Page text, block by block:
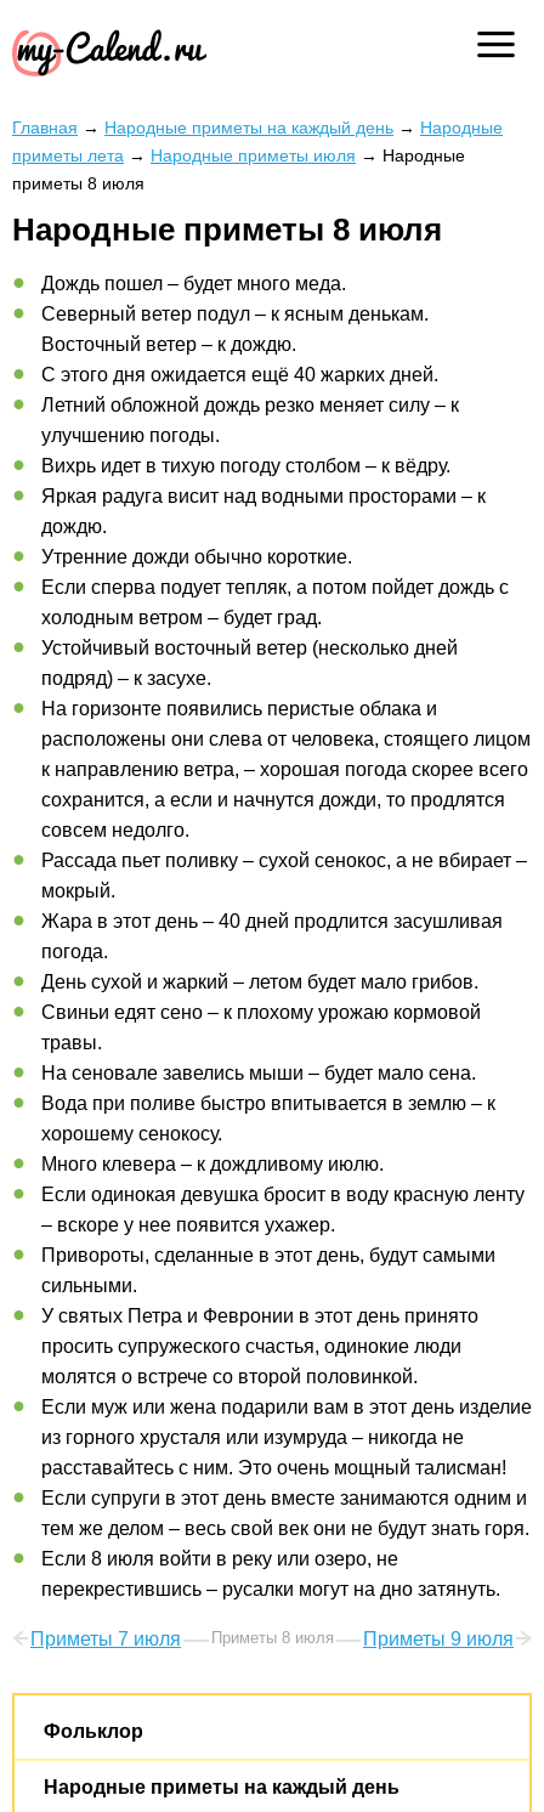
Главная → Народные приметы на каждый день → Народные
приметы лета → Народные приметы июля → Народные
приметы 8 июля
Народные приметы 8 июля
Дождь пошел – будет много меда.
Северный ветер подул – к ясным денькам.
Восточный ветер – к дождю.
С этого дня ожидается ещё 40 жарких дней.
Летний обложной дождь резко меняет силу – к
улучшению погоды.
Вихрь идет в тихую погоду столбом – к вёдру.
Яркая радуга висит над водными просторами – к
дождю.
Утренние дожди обычно короткие.
Если сперва подует тепляк, а потом пойдет дождь с
холодным ветром – будет град.
Устойчивый восточный ветер (несколько дней
подряд) – к засухе.
На горизонте появились перистые облака и
расположены они слева от человека, стоящего лицом
к направлению ветра, – хорошая погода скорее всего
сохранится, а если и начнутся дожди, то продлятся
совсем недолго.
Рассада пьет поливку – сухой сенокос, а не вбирает –
мокрый.
Жара в этот день – 40 дней продлится засушливая
погода.
День сухой и жаркий – летом будет мало грибов.
Свиньи едят сено – к плохому урожаю кормовой
травы.
На сеновале завелись мыши – будет мало сена.
Вода при поливе быстро впитывается в землю – к
хорошему сенокосу.
Много клевера – к дождливому июлю.
Если одинокая девушка бросит в воду красную ленту
– вскоре у нее появится ухажер.
Привороты, сделанные в этот день, будут самыми
сильными.
У святых Петра и Февронии в этот день принято
просить супружеского счастья, одинокие люди
молятся о встрече со второй половинкой.
Если муж или жена подарили вам в этот день изделие
из горного хрусталя или изумруда – никогда не
расставайтесь с ним. Это очень мощный талисман!
Если супруги в этот день вместе занимаются одним и
тем же делом – весь свой век они не будут знать горя.
Если 8 июля войти в реку или озеро, не
перекрестившись – русалки могут на дно затянуть.
Приметы 7 июля Приметы 8 июля Приметы 9 июля
Фольклор
Народные приметы на каждый день